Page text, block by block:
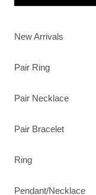
New Arrivals
Pair Ring
Pair Necklace
Pair Bracelet
Ring
Pendant/Necklace